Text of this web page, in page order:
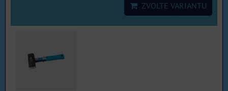
ZVOLTE VARIANTU